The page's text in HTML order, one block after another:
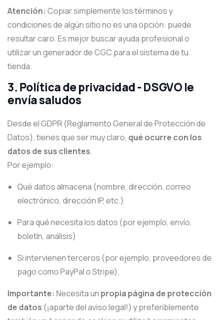
Atención: Copiar simplemente los términos y
condiciones de algún sitio no es una opción: puede
resultar caro. Es mejor buscar ayuda profesional o
utilizar un generador de CGC para el sistema de tu
tienda.
3.Política de privacidad - DSGVO le
envía saludos
Desde el GDPR (Reglamento General de Protección de
Datos), tienes que ser muy claro, qué ocurre con los
datos de sus clientes.
Por ejemplo:
Qué datos almacena (nombre, dirección, correo
electrónico, dirección IP, etc.)
Para qué necesita los datos (por ejemplo, envío,
boletín, análisis)
Si intervienen terceros (por ejemplo, proveedores de
pago como PayPal o Stripe).
Importante: Necesita un propia página de protección
de datos (¡aparte del aviso legal!) y preferiblemente